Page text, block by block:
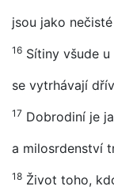
jsou jako
16 Sítiny všude
se vytrhávají
17 Dobrodiní je
a milosrdenství
18 Život toho,